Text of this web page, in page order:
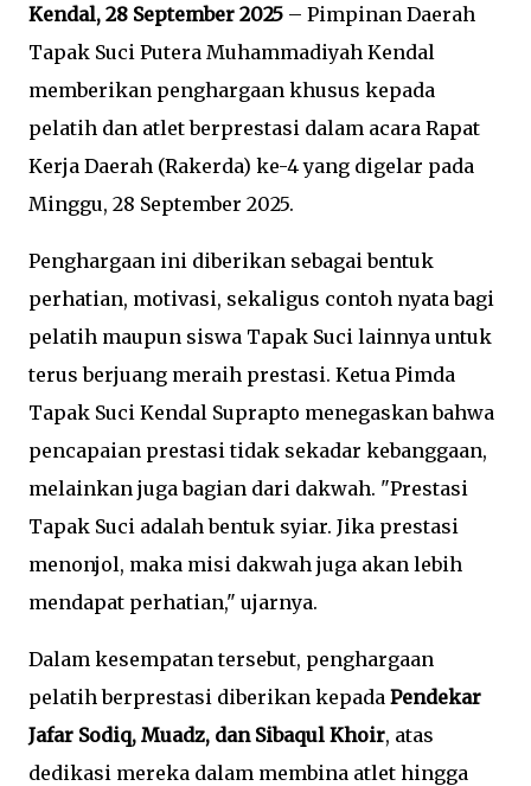
Kendal, 28 September 2025 – Pimpinan Daerah
Tapak Suci Putera Muhammadiyah Kendal
memberikan penghargaan khusus kepada
pelatih dan atlet berprestasi dalam acara Rapat
Kerja Daerah (Rakerda) ke-4 yang digelar pada
Minggu, 28 September 2025.
Penghargaan ini diberikan sebagai bentuk
perhatian, motivasi, sekaligus contoh nyata bagi
pelatih maupun siswa Tapak Suci lainnya untuk
terus berjuang meraih prestasi. Ketua Pimda
Tapak Suci Kendal Suprapto menegaskan bahwa
pencapaian prestasi tidak sekadar kebanggaan,
melainkan juga bagian dari dakwah. "Prestasi
Tapak Suci adalah bentuk syiar. Jika prestasi
menonjol, maka misi dakwah juga akan lebih
mendapat perhatian," ujarnya.
Dalam kesempatan tersebut, penghargaan
pelatih berprestasi diberikan kepada Pendekar
Jafar Sodiq, Muadz, dan Sibaqul Khoir, atas
dedikasi mereka dalam membina atlet hingga